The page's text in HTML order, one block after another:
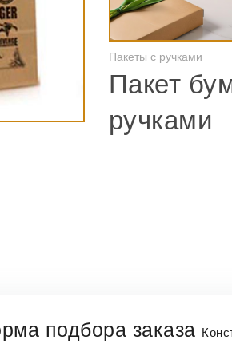
Пакеты с ручками
Пакет
ручками
подбора заказа